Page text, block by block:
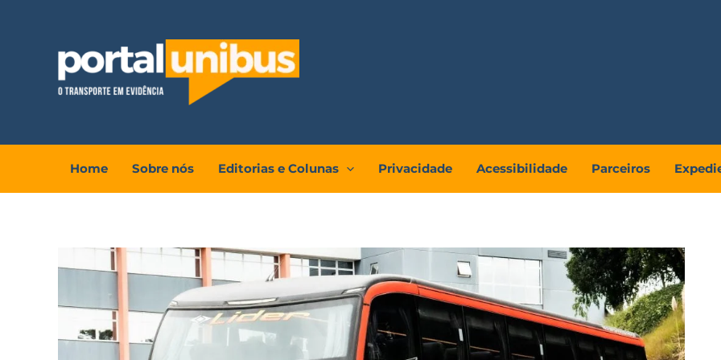
conteúdo
Home Sobre nós Editorias e Colunas Privacidade Acessibilidade Parceiros